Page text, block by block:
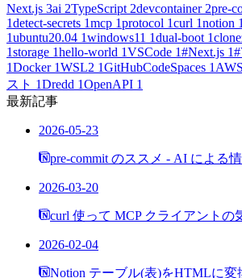
Next.js 3ai 2TypeScript 2devcontainer 2pre-
1detect-secrets 1mcp 1protocol 1curl 1notion 1
1ubuntu20.04 1windows11 1dual-boot 1
1storage 1hello-world 1VSCode 1#Next.js 1
1Docker 1WSL2 1GitHubCodeSpaces 1 AWS
スト 1Dredd 1OpenAPI 1
最新記事
2026-05-23
pre-commit のススメ - AI による
2026-03-20
curl 使って MCP クライアントの
2026-02-04
Notion テーブル(表)をHTMLに変